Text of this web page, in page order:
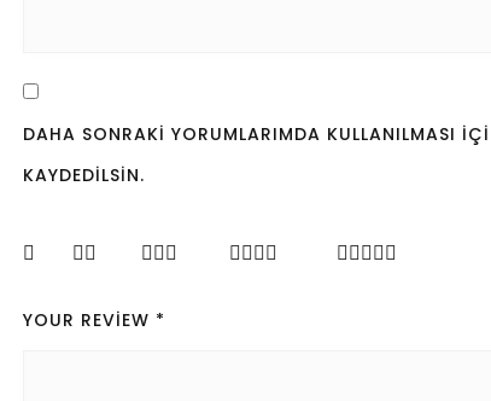
DAHA SONRAKI YORUMLARIMDA KULLANILMASI
KAYDEDILSIN.
YOUR REVIEW *